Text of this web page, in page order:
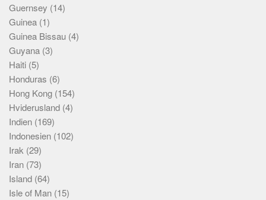
Guernsey (14)
Guinea (1)
Guinea Bissau (4)
Guyana (3)
Haiti (5)
Honduras (6)
Hong Kong (154)
Hviderusland (4)
Indien (169)
Indonesien (102)
Irak (29)
Iran (73)
Island (64)
Isle of Man (15)